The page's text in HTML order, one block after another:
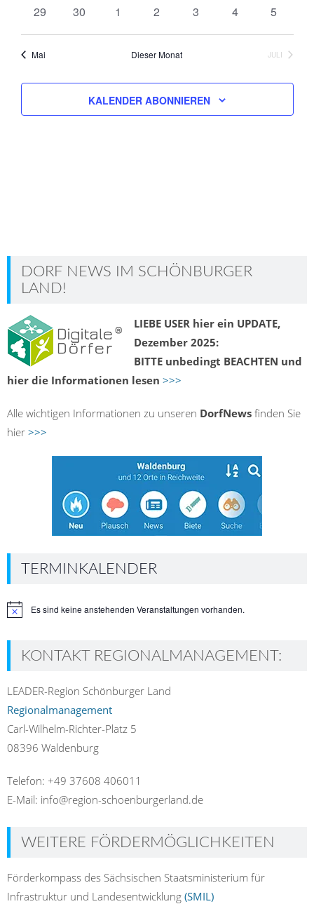
0
29
0
30
0
1
0
2
0
3
0
4
0
5
Mai Dieser Monat JULI
KALENDER ABONNIEREN
DORF NEWS IM SCHÖNBURGER
LAND!
LIEBE USER hier ein UPDATE,
Dezember 2025:
BITTE unbedingt BEACHTEN und
hier die Informationen lesen >>>
Alle wichtigen Informationen zu unseren DorfNews finden Sie
hier >>>
TERMINKALENDER
HinweisEs sind keine anstehenden Veranstaltungen vorhanden.
KONTAKT REGIONALMANAGEMENT:
LEADER-Region Schönburger Land
Regionalmanagement
Carl-Wilhelm-Richter-Platz 5
08396 Waldenburg
Telefon: +49 37608 406011
E-Mail: info@region-schoenburgerland.de
WEITERE FÖRDERMÖGLICHKEITEN
Förderkompass des Sächsischen Staatsministerium für
Infrastruktur und Landesentwicklung (SMIL)